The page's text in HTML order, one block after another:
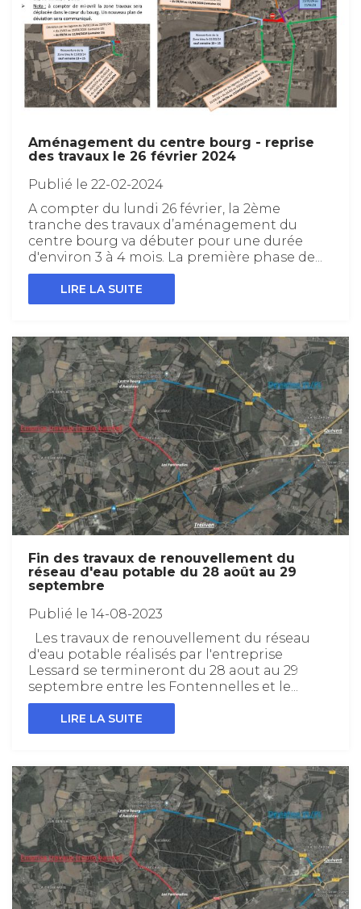
Aménagement du centre bourg - reprise
des travaux le 26 février 2024
Publié le 22-02-2024
A compter du lundi 26 février, la 2ème
tranche des travaux d’aménagement du
centre bourg va débuter pour une durée
d'environ 3 à 4 mois. La première phase de...
LIRE LA SUITE
Fin des travaux de renouvellement du
réseau d'eau potable du 28 août au 29
septembre
Publié le 14-08-2023
Les travaux de renouvellement du réseau
d'eau potable réalisés par l'entreprise
Lessard se termineront du 28 aout au 29
septembre entre les Fontennelles et le...
LIRE LA SUITE